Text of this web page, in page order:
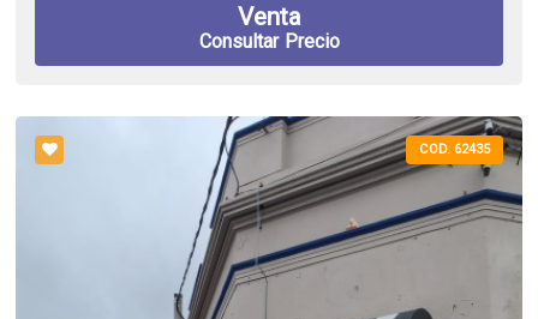
Venta
Consultar Precio
COD. 62435